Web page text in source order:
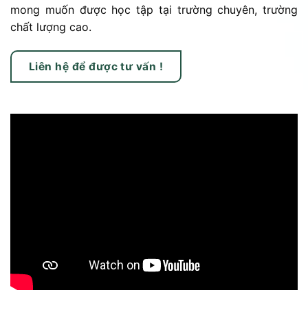
mong muốn được học tập tại trường chuyên, trường
chất lượng cao.
Liên hệ để được tư vấn !